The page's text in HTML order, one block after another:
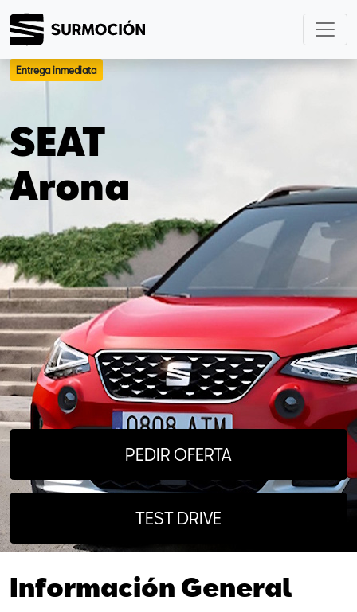
Entrega inmediata
SEAT
Arona
PEDIR OFERTA
TEST DRIVE
Información General